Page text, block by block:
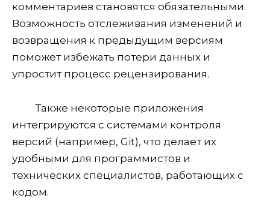
комментариев становятся обязательными.
Возможность отслеживания изменений и
возвращения к предыдущим версиям
поможет избежать потери данных и
упростит процесс рецензирования.
Также некоторые приложения
интегрируются с системами контроля
версий (например, Git), что делает их
удобными для программистов и
технических специалистов, работающих с
кодом.